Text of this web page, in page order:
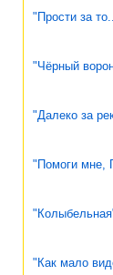
"Прости за
"Чёрный
"Далеко за
"Помоги мне,
"Как мало